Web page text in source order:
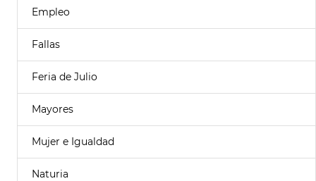
Empleo
Fallas
Feria de Julio
Mayores
Mujer e Igualdad
Naturia